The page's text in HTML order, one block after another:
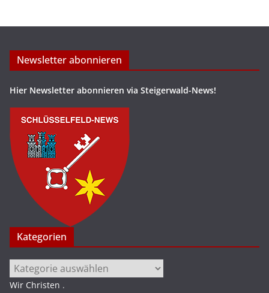
Newsletter abonnieren
Hier Newsletter abonnieren via Steigerwald-News!
Kategorien
Kategorien
Wir Christen .